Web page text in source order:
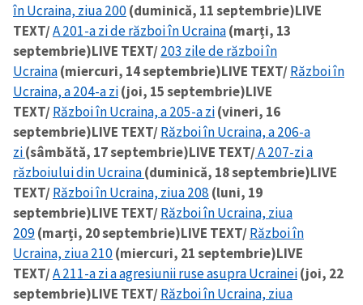
în Ucraina, ziua 200(duminică, 11 septembrie)LIVE
TEXT/A 201-a zi de război în Ucraina(marți, 13
septembrie)LIVE TEXT/203 zile de război în
Ucraina(miercuri, 14 septembrie)LIVE TEXT/Război în
Ucraina, a 204-a zi(joi, 15 septembrie)LIVE
TEXT/Război în Ucraina, a 205-a zi(vineri, 16
septembrie)LIVE TEXT/Război în Ucraina, a 206-a
zi(sâmbătă, 17 septembrie)LIVE TEXT/A 207-zi a
războiului din Ucraina(duminică, 18 septembrie)LIVE
TEXT/Război în Ucraina, ziua 208 (luni, 19
septembrie)LIVE TEXT/Război în Ucraina, ziua
209(marți, 20 septembrie)LIVE TEXT/Război în
Ucraina, ziua 210(miercuri, 21 septembrie)LIVE
TEXT/A 211-a zi a agresiunii ruse asupra Ucrainei(joi, 22
septembrie)LIVE TEXT/Război în Ucraina, ziua